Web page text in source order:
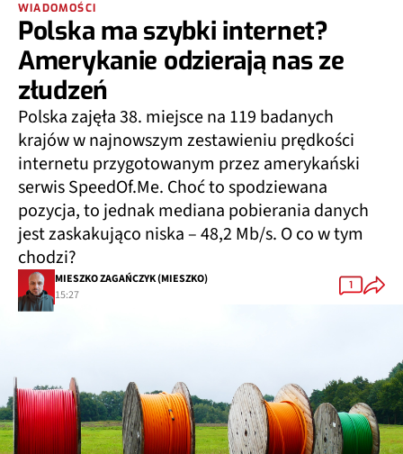
WIADOMOŚCI
Polska ma szybki internet?
Amerykanie odzierają nas ze
złudzeń
Polska zajęła 38. miejsce na 119 badanych
krajów w najnowszym zestawieniu prędkości
internetu przygotowanym przez amerykański
serwis SpeedOf.Me. Choć to spodziewana
pozycja, to jednak mediana pobierania danych
jest zaskakująco niska – 48,2 Mb/s. O co w tym
chodzi?
MIESZKO ZAGAŃCZYK (MIESZKO)
15:27
1